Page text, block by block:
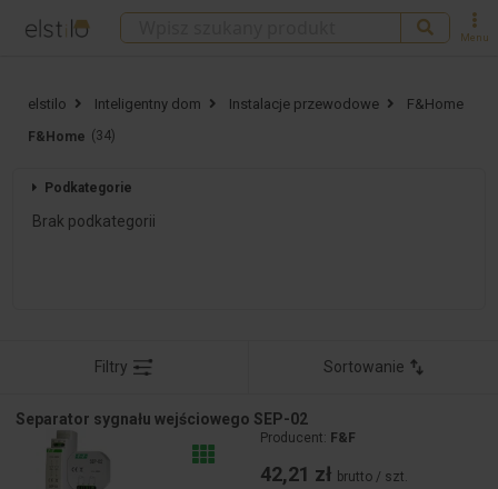
Menu
elstilo Inteligentny dom Instalacje przewodowe F&Home
F&Home (34)
Podkategorie
Brak podkategorii
Filtry Sortowanie
Separator sygnału wejściowego SEP-02
Producent: F&F
42,21 zł brutto / szt.